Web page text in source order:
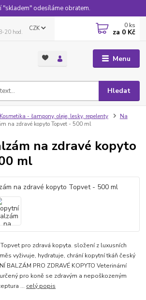
"skladem" odesíláme obratem.
Menu
CZK
Hledat
20 hod.
0 ks
za 0 Kč
Kosmetika - šampony, oleje, lesky, repelenty
Na
na zdravé kopyto Topvet - 500 ml
na zdravé kopyto
ml
pro zdravá kopyta. složení z luxusních
vyživuje, hydratuje, chrání kopytní tkáň český
BALZÁM PRO ZDRAVÉ KOPYTO Veterinární
pro koně se zdravým a nepoškozeným
... celý popis